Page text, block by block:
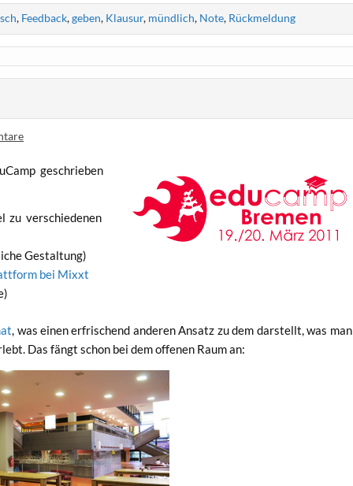
, Feedback,geben, Klausur, mündlich, Note, Rückmeldung
geschrie­ben
zu ver­schie­de­nen
Gestaltung)
bei Mixxt
, was einen erfri­schend ande­ren Ansatz zu dem dar­stellt, was man
Das fängt schon bei dem offe­nen Raum an: